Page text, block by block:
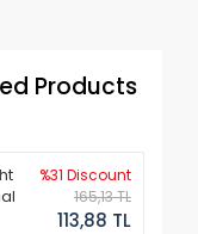
Products
%31 Discount
165,13 TL
113,88 TL